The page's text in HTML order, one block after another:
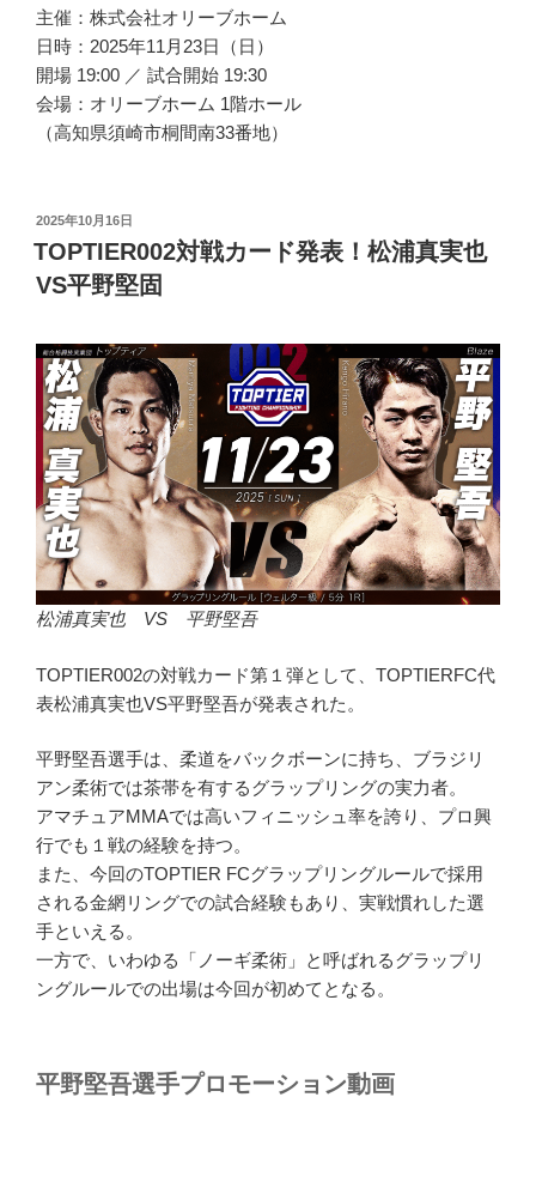
主催：株式会社オリーブホーム
日時：2025年11月23日（日）
開場 19:00 ／ 試合開始 19:30
会場：オリーブホーム 1階ホール
（高知県須崎市桐間南33番地）
投
稿
日:
2025年10月16日
TOPTIER002対戦カード発表！松浦真実也
VS平野堅固
松浦真実也 VS 平野堅吾
TOPTIER002の対戦カード第１弾として、TOPTIERFC代
表松浦真実也VS平野堅吾が発表された。
平野堅吾選手は、柔道をバックボーンに持ち、ブラジリ
アン柔術では茶帯を有するグラップリングの実力者。
アマチュアMMAでは高いフィニッシュ率を誇り、プロ興
行でも１戦の経験を持つ。
また、今回のTOPTIER FCグラップリングルールで採用
される金網リングでの試合経験もあり、実戦慣れした選
手といえる。
一方で、いわゆる「ノーギ柔術」と呼ばれるグラップリ
ングルールでの出場は今回が初めてとなる。
平野堅吾選手プロモーション動画